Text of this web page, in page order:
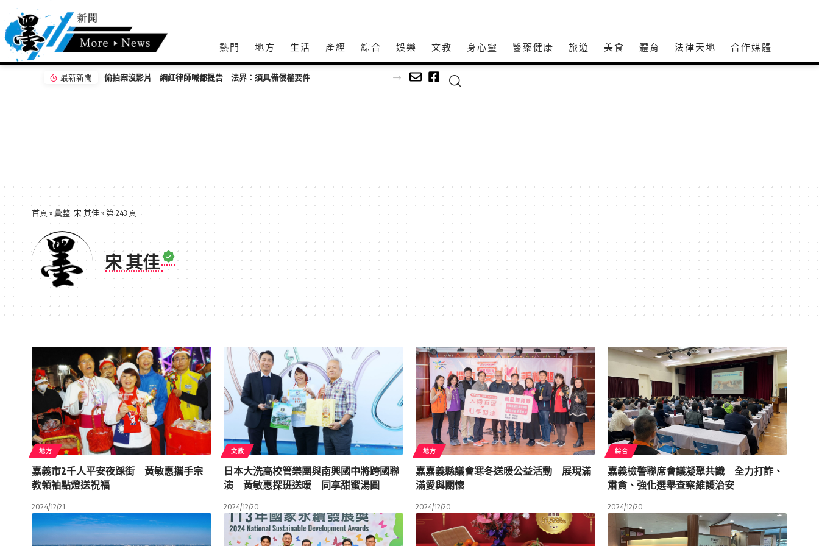
熱門 地方 生活 產經 綜合 娛樂 文教 身心𩆜 醫藥健康 旅遊 美食 體育 法律天地 合作媒體
最新新聞 偷拍案沒影片 網紅律師喊都提告 法界：須具備侵權要件
首頁 »彙整: 宋 其佳»第 243 頁
宋 其佳
地方
嘉義市2千人平安夜踩街 黃敏惠攜手宗
教領袖點燈送祝福
2024/12/21
文教
日本大洗高校管樂團與南興國中將跨國聯
演 黃敏惠探班送暖 同享甜蜜湯圓
2024/12/20
地方
嘉嘉義縣議會寒冬送暖公益活動 展現滿
滿愛與關懷
2024/12/20
綜合
嘉義檢警聯席會議凝聚共識 全力打詐、
肅貪、強化選舉查察維護治安
2024/12/20